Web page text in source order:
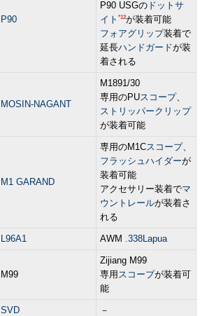
P90
P90 USGの ドットサ
イト *12が装着可能
フォアグリップ装着で
延長ハンドガードが装
着される
MOSIN-NAGANT
M1891/30
専用のPUスコープ、
ストリッパークリップ
が装着可能
M1 GARAND
専用のM1Cスコープ、
フラッシュハイダーが
装着可能
アクセサリー装着でマ
ウントレールが装着さ
れる
L96A1 AWM .338Lapua
M99
Zijiang M99
専用 スコープが装着可
能
SVD －